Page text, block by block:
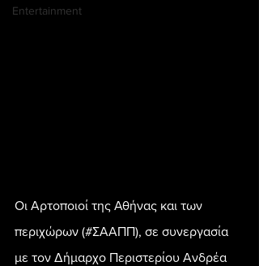
Entertainment
Οι Αρτοποιοί της Αθήνας και των
περιχώρων (#ΣΑΑΠΠ), σε συνεργασία
με τον Δήμαρχο Περιστερίου Ανδρέα